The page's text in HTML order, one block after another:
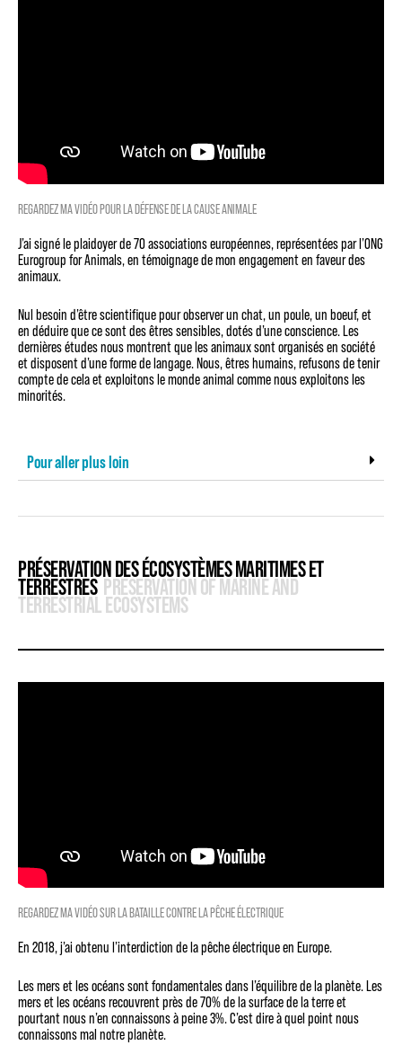
REGARDEZ MA VIDÉO POUR LA DÉFENSE DE LA CAUSE ANIMALE
J’ai signé le plaidoyer de 70 associations européennes, représentées par l’ONG
Eurogroup for Animals, en témoignage de mon engagement en faveur des
animaux.
Nul besoin d’être scientifique pour observer un chat, un poule, un boeuf, et
en déduire que ce sont des êtres sensibles, dotés d’une conscience. Les
dernières études nous montrent que les animaux sont organisés en société
et disposent d’une forme de langage. Nous, êtres humains, refusons de tenir
compte de cela et exploitons le monde animal comme nous exploitons les
minorités.
Pour aller plus loin
PRÉSERVATION DES ÉCOSYSTÈMES MARITIMES ET
TERRESTRES PRESERVATION OF MARINE AND
TERRESTRIAL ECOSYSTEMS
REGARDEZ MA VIDÉO SUR LA BATAILLE CONTRE LA PÊCHE ÉLECTRIQUE
En 2018, j’ai obtenu l’interdiction de la pêche électrique en Europe.
Les mers et les océans sont fondamentales dans l’équilibre de la planète. Les
mers et les océans recouvrent près de 70% de la surface de la terre et
pourtant nous n’en connaissons à peine 3%. C’est dire à quel point nous
connaissons mal notre planète.